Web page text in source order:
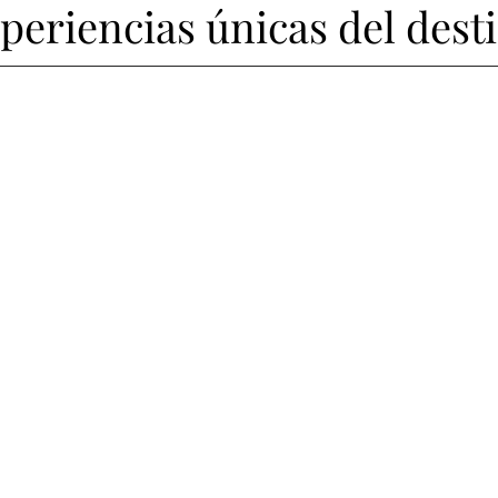
únicas del